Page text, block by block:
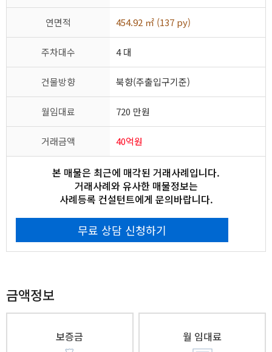
연면적 454.92 ㎡ (137 py)
주차대수 4 대
건물방향 북향(주출입구기준)
월임대료 720 만원
거래금액 40억원
본 매물은 최근에 매각된 거래사례입니다.
거래사례와 유사한 매물정보는
사례등록 컨설턴트에게 문의바랍니다.
무료 상담 신청하기
금액정보
보증금 월 임대료